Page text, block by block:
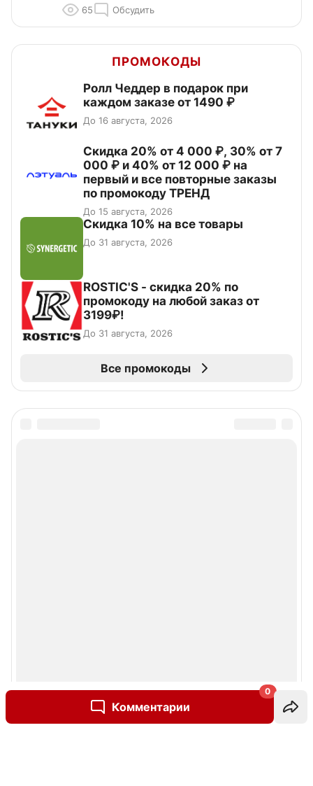
Комментарии
0
65 Обсудить
ПРОМОКОДЫ
Ролл Чеддер в подарок при
каждом заказе от 1490 ₽
До 16 августа, 2026
Скидка 20% от 4 000 ₽, 30% от 7
000 ₽ и 40% от 12 000 ₽ на
первый и все повторные заказы
по промокоду ТРЕНД
До 15 августа, 2026
Скидка 10% на все товары
До 31 августа, 2026
ROSTIC'S - скидка 20% по
промокоду на любой заказ от
3199₽!
До 31 августа, 2026
Все промокоды